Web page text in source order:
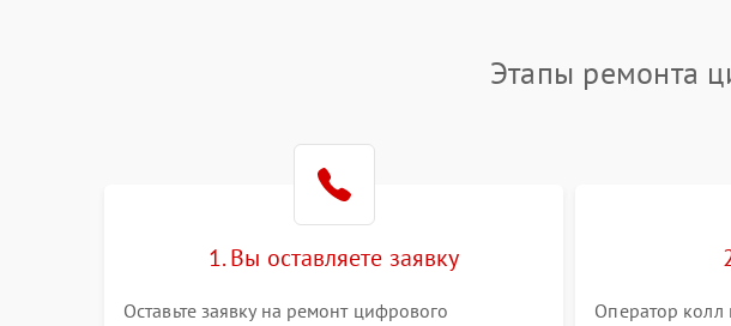
Этапы ремонта
1. Вы оставляете заявку
Оставьте заявку на ремонт цифрового
Оператор колл